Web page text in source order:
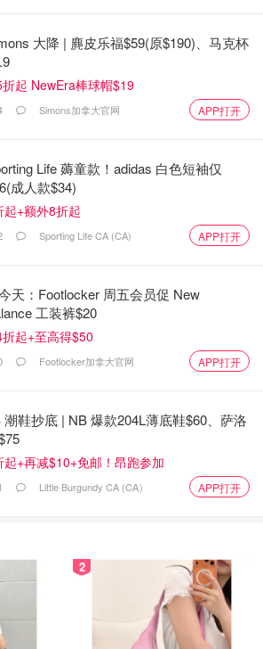
远非理想。
部也发布了非常相似的预报，称未来
雨和降雨。
夫年鉴》温度与降雨趋势全解析！
Miability 3.3w
攀升至远高于$2/L，各地涨幅盘点+预
测
省钱君 1.1w
长周末去哪玩 温哥华生活
大降 | 麂皮乐福$59(原$190)、马克杯
折起 NewEra棒球帽$19
Simons加拿大官网 APP打开
Life 薅童款！adidas 白色短袖仅
成人款$34)
起+额外8折起
Sporting Life CA (CA) APP打开
天：Footlocker 周五会员促 New
工装裤$20
起+至高得$50
Footlocker加拿大官网 APP打开
潮鞋抄底 | NB 爆款204L薄底鞋$60、萨洛
起+再减$10+免邮！昂跑参加
Little Burgundy CA (CA） APP打开
2